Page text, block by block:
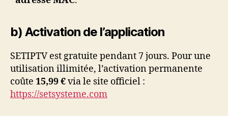
b) Activation de l’application
SETIPTV est gratuite pendant 7 jours. Pour une
utilisation illimitée, l’activation permanente
coûte 15,99 €via le site officiel :
https://setsysteme.com